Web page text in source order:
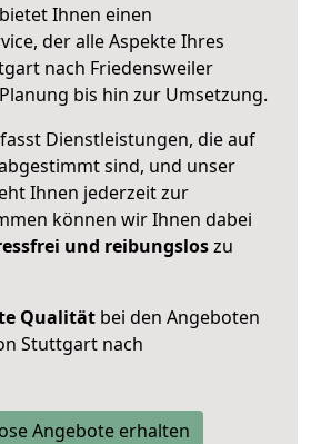
bietet Ihnen einen
der alle Aspekte Ihres
nach Friedensweiler
bis hin zur Umsetzung.
Dienstleistungen, die auf
sind, und unser
Ihnen jederzeit zur
können wir Ihnen dabei
und reibungsloszu
Qualität bei den Angeboten
Stuttgart nach
Angebote erhalten